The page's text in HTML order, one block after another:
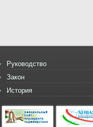
Руководство
Закон
История